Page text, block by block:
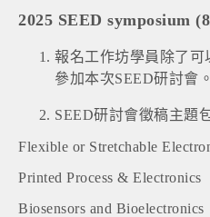
2025 SEED symposium
報名工作坊學員除了
參加本次SEED研討會。
SEED研討會徵稿主題
Flexible or Stretchable
Printed Process & Electronics
Biosensors and Bioelectronics